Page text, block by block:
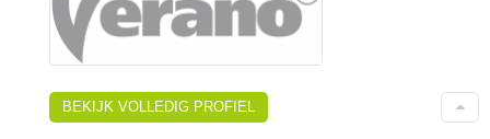
BEKIJK VOLLEDIG PROFIEL